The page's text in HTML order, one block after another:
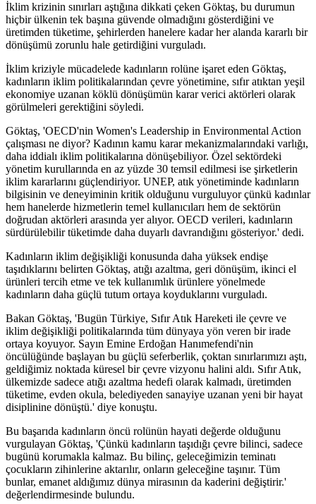
İklim krizinin sınırları aştığına dikkati çeken Göktaş, bu durumun
hiçbir ülkenin tek başına güvende olmadığını gösterdiğini ve
üretimden tüketime, şehirlerden hanelere kadar her alanda kararlı bir
dönüşümü zorunlu hale getirdiğini vurguladı.
İklim kriziyle mücadelede kadınların rolüne işaret eden Göktaş,
kadınların iklim politikalarından çevre yönetimine, sıfır atıktan yeşil
ekonomiye uzanan köklü dönüşümün karar verici aktörleri olarak
görülmeleri gerektiğini söyledi.
Göktaş, 'OECD'nin Women's Leadership in Environmental Action
çalışması ne diyor? Kadının kamu karar mekanizmalarındaki varlığı,
daha iddialı iklim politikalarına dönüşebiliyor. Özel sektördeki
yönetim kurullarında en az yüzde 30 temsil edilmesi ise şirketlerin
iklim kararlarını güçlendiriyor. UNEP, atık yönetiminde kadınların
bilgisinin ve deneyiminin kritik olduğunu vurguluyor çünkü kadınlar
hem hanelerde hizmetlerin temel kullanıcıları hem de sektörün
doğrudan aktörleri arasında yer alıyor. OECD verileri, kadınların
sürdürülebilir tüketimde daha duyarlı davrandığını gösteriyor.' dedi.
Kadınların iklim değişikliği konusunda daha yüksek endişe
taşıdıklarını belirten Göktaş, atığı azaltma, geri dönüşüm, ikinci el
ürünleri tercih etme ve tek kullanımlık ürünlere yönelmede
kadınların daha güçlü tutum ortaya koyduklarını vurguladı.
Bakan Göktaş, 'Bugün Türkiye, Sıfır Atık Hareketi ile çevre ve
iklim değişikliği politikalarında tüm dünyaya yön veren bir irade
ortaya koyuyor. Sayın Emine Erdoğan Hanımefendi'nin
öncülüğünde başlayan bu güçlü seferberlik, çoktan sınırlarımızı aştı,
geldiğimiz noktada küresel bir çevre vizyonu halini aldı. Sıfır Atık,
ülkemizde sadece atığı azaltma hedefi olarak kalmadı, üretimden
tüketime, evden okula, belediyeden sanayiye uzanan yeni bir hayat
disiplinine dönüştü.' diye konuştu.
Bu başarıda kadınların öncü rolünün hayati değerde olduğunu
vurgulayan Göktaş, 'Çünkü kadınların taşıdığı çevre bilinci, sadece
bugünü korumakla kalmaz. Bu bilinç, geleceğimizin teminatı
çocukların zihinlerine aktarılır, onların geleceğine taşınır. Tüm
bunlar, emanet aldığımız dünya mirasının da kaderini değiştirir.'
değerlendirmesinde bulundu.